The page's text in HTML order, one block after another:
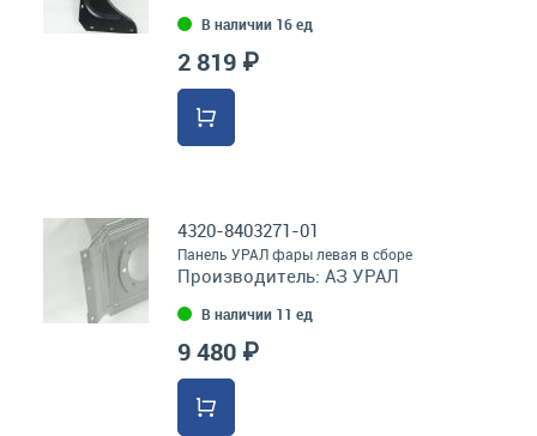
В наличии 16 ед
2 819 ₽
4320-8403271-01
Панель УРАЛ фары левая в сборе
Производитель: АЗ УРАЛ
В наличии 11 ед
9 480 ₽